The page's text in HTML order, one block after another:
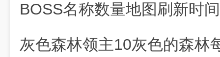
BOSS名称数量地图刷新时
灰色森林领主10灰色的森林